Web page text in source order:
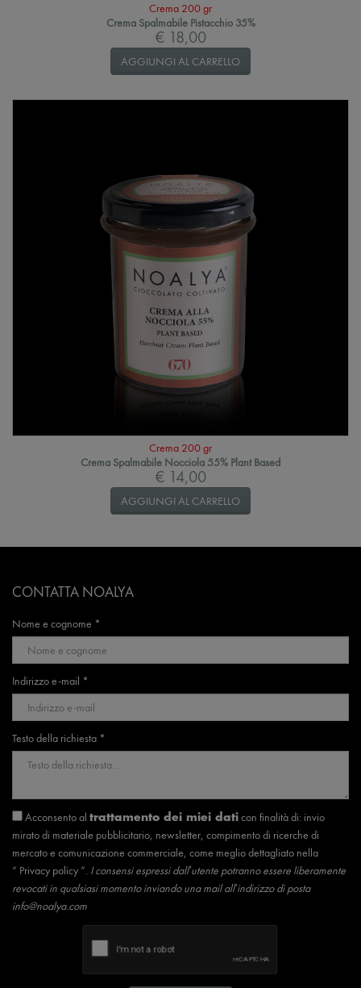
Crema 200 gr
Crema Spalmabile Pistacchio 35%
€ 18,00
AGGIUNGI AL CARRELLO
Crema 200 gr
Crema Spalmabile Nocciola 55% Plant Based
€ 14,00
AGGIUNGI AL CARRELLO
CONTATTA NOALYA
Nome e cognome *
Indirizzo e-mail *
Testo della richiesta *
Acconsento al trattamento dei miei dati con finalità di: invio
mirato di materiale pubblicitario, newsletter, compimento di ricerche di
mercato e comunicazione commerciale, come meglio dettagliato nella
“ Privacy policy ”. I consensi espressi dall’utente potranno essere liberamente
revocati in qualsiasi momento inviando una mail all’indirizzo di posta
info@noalya.com